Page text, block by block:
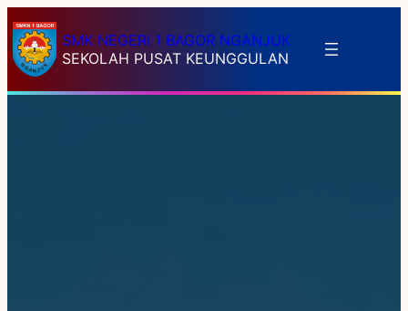
SMK NEGERI 1 BAGOR NGANJUK
SEKOLAH PUSAT KEUNGGULAN